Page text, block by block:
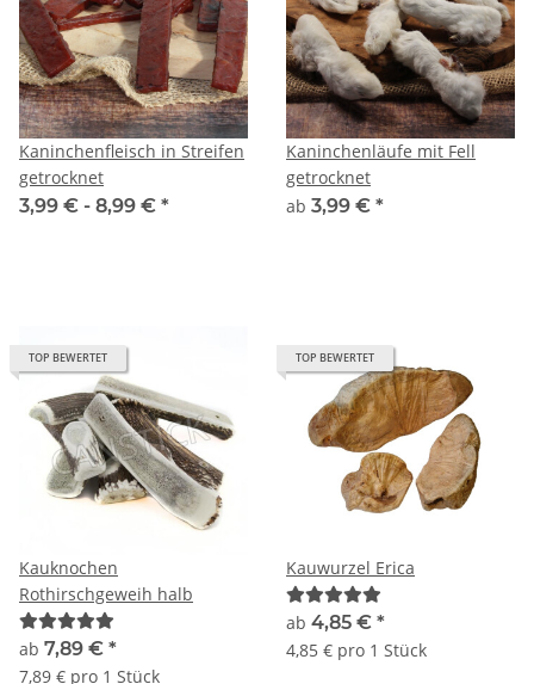
Kaninchenfleisch in Streifen
getrocknet
3,99 € - 8,99 € *
Kaninchenläufe mit Fell
getrocknet
ab 3,99 € *
TOP BEWERTET
Kauknochen
Rothirschgeweih halb
ab 7,89 € *
7,89 € pro 1 Stück
TOP BEWERTET
Kauwurzel Erica
ab 4,85 € *
4,85 € pro 1 Stück